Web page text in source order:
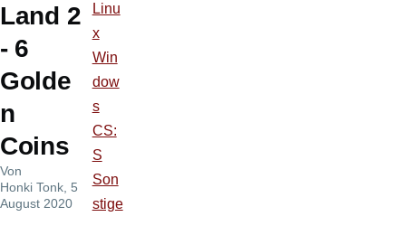
Land 2
- 6
Golde
n
Coins
Von
Honki Tonk , 5
August 2020
Linu
x
Win
dow
s
CS:
S
Son
stige